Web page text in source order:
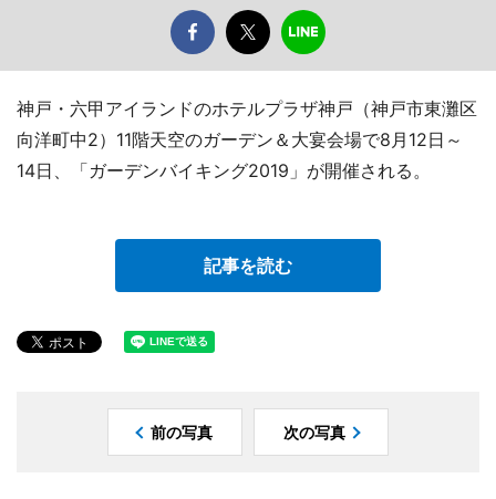
神戸・六甲アイランドのホテルプラザ神戸（神戸市東灘区
向洋町中2）11階天空のガーデン＆大宴会場で8月12日～
14日、「ガーデンバイキング2019」が開催される。
記事を読む
前の写真 次の写真